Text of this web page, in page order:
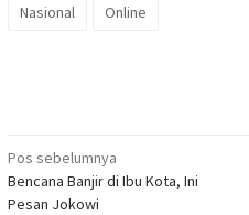
Nasional
Online
Navigasi
pos
Pos sebelumnya
Bencana Banjir di Ibu Kota, Ini
Pesan Jokowi